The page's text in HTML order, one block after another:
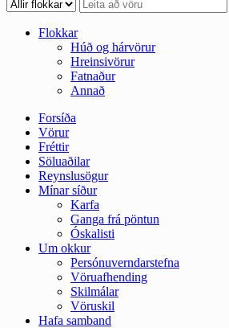
Flokkar
Húð og hárvörur
Hreinsivörur
Fatnaður
Annað
Forsíða
Vörur
Fréttir
Söluaðilar
Reynslusögur
Mínar síður
Karfa
Ganga frá pöntun
Óskalisti
Um okkur
Persónuverndarstefna
Vöruafhending
Skilmálar
Vöruskil
Hafa samband